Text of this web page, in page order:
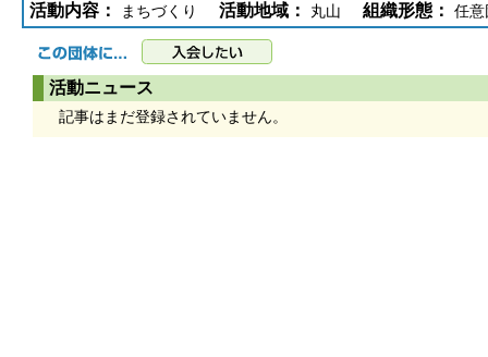
活動内容： まちづくり 活動地域： 丸山 組織形態： 任意
活動ニュース
記事はまだ登録されていません。